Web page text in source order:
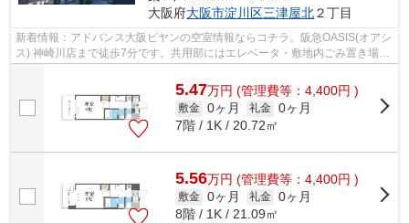
大阪府大阪市淀川区三津屋北２丁目
新着情報：アドバンス大阪ビヤンの空室情報ならコチラ。阪急OASIS(オアシ
ス) 神崎川店まで徒歩7分です。共用部にはエレベータ・敷地内ごみ置き場な
どが揃っております。防犯対策もバッ...
5.47万円 (管理費等：4,400円 )
敷金 0ヶ月 礼金 0ヶ月
7階 / 1K / 20.72㎡
5.56万円 (管理費等：4,400円 )
敷金 0ヶ月 礼金 0ヶ月
8階 / 1K / 21.09㎡